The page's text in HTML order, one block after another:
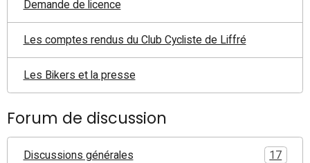
Demande de licence
Les comptes rendus du Club Cycliste de Liffré
Les Bikers et la presse
Forum de discussion
Discussions générales 17